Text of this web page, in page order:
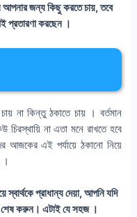
আপনার জন্য কিছু করতে চায়, তবে
প্রতারণা করছেন ।
না কিন্তু ঠকাতে চায় । বর্তমান
না এতা মনে রাখতে হবে
আজকের এই পর্যায়ে ঠকানো নিয়ে
।
প্রাধান্য দেয়া, আপনি যদি
শেষ করুন। এটাই যে সহজ ।